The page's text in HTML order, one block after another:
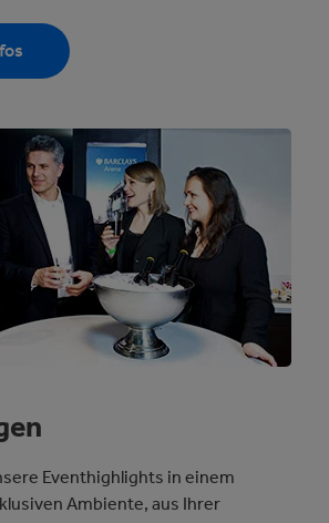
Eventhighlights in einem
Ambiente, aus Ihrer